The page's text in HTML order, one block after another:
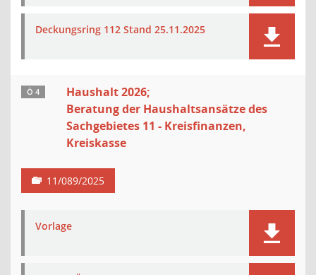
Deckungsring 112 Stand 25.11.2025
Ö 4
Haushalt 2026;
Beratung der Haushaltsansätze des
Sachgebietes 11 - Kreisfinanzen,
Kreiskasse
11/089/2025
Vorlage